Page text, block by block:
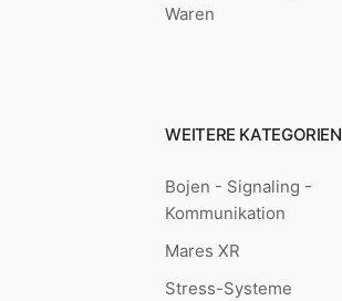
Waren
WEITERE KATEGORIEN
Bojen - Signaling -
Kommunikation
Mares XR
Stress-Systeme